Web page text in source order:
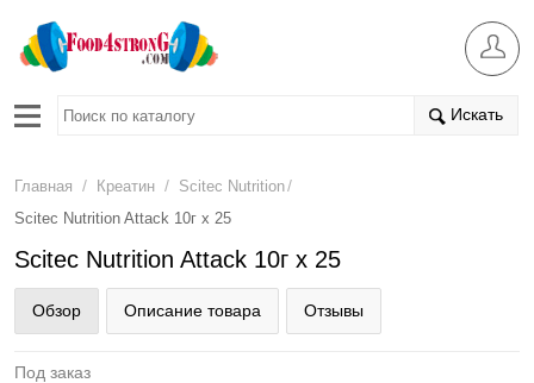
Искать
Главная / Креатин / Scitec Nutrition/
Scitec Nutrition Attack 10г х 25
Scitec Nutrition Attack 10г х 25
Обзор Описание товара Отзывы
Под заказ